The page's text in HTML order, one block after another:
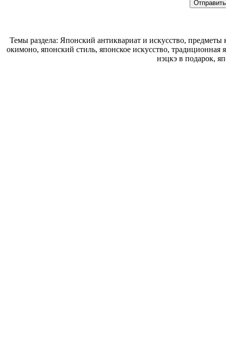
Темы раздела: Японский антиквариат и искусство,
окимоно, японский стиль, японское искусство,
нэцкэ в подарок,